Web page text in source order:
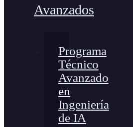
Avanzados
Programa
Técnico
Avanzado
en
Ingeniería
de IA